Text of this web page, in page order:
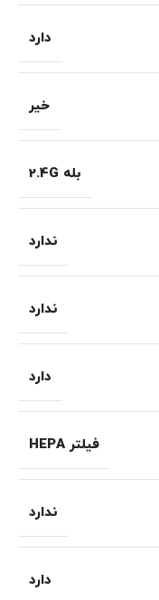
دارد
خیر
بله 2.4G
ندارد
ندارد
دارد
فیلتر HEPA
ندارد
دارد